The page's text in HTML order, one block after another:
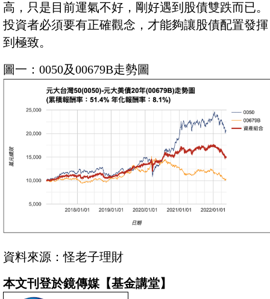
高，只是目前運氣不好，剛好遇到股債雙跌而已。
投資者必須要有正確觀念，才能夠讓股債配置發揮
到極致。
圖一：0050及00679B走勢圖
資料來源：怪老子理財
本文刊登於鏡傳媒【基金講堂】